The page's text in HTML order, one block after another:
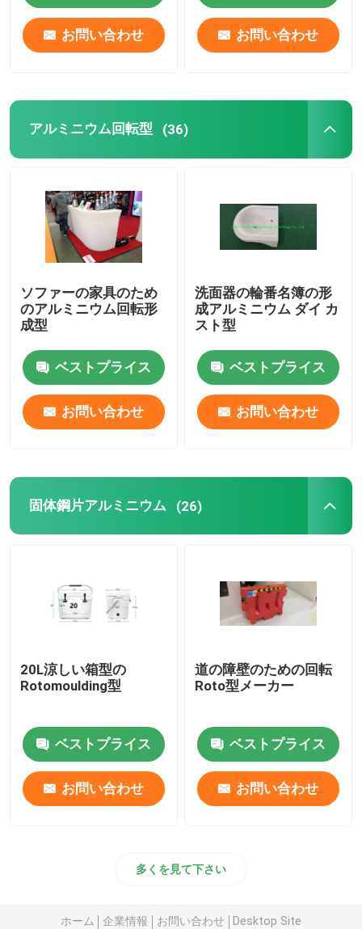
お問い合わせ お問い合わせ
アルミニウム回転型 (36)
ソファーの家具のため
のアルミニウム回転形
成型
ベストプライス
お問い合わせ
洗面器の輪番名簿の形
成アルミニウム ダイ カ
スト型
ベストプライス
お問い合わせ
固体鋼片アルミニウム (26)
20L涼しい箱型の
Rotomoulding型
ベストプライス
お問い合わせ
道の障壁のための回転
Roto型メーカー
ベストプライス
お問い合わせ
多くを見て下さい
ホーム 企業情報 お問い合わせ Desktop Site